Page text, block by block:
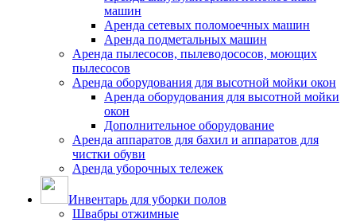
машин
Аренда сетевых поломоечных машин
Аренда подметальных машин
Аренда пылесосов, пылеводососов, моющих
пылесосов
Аренда оборудования для высотной мойки окон
Аренда оборудования для высотной мойки
окон
Дополнительное оборудование
Аренда аппаратов для бахил и аппаратов для
чистки обуви
Аренда уборочных тележек
Инвентарь для уборки полов
Швабры отжимные